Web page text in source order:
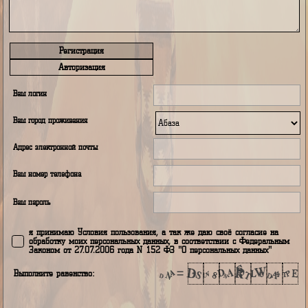
Ваш город проживания
Адрес электронной почты
Ваш номер телефона